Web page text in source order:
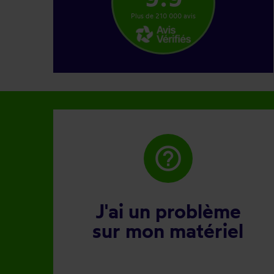
Plus de 210 000 avis
help_outline
J'ai un problème
sur mon matériel